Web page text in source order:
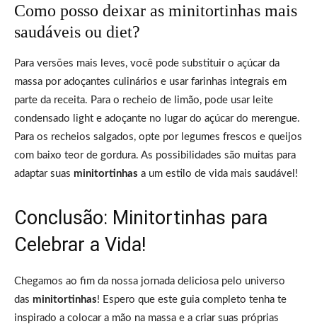
Como posso deixar as minitortinhas mais
saudáveis ou diet?
Para versões mais leves, você pode substituir o açúcar da
massa por adoçantes culinários e usar farinhas integrais em
parte da receita. Para o recheio de limão, pode usar leite
condensado light e adoçante no lugar do açúcar do merengue.
Para os recheios salgados, opte por legumes frescos e queijos
com baixo teor de gordura. As possibilidades são muitas para
adaptar suas minitortinhas a um estilo de vida mais saudável!
Conclusão: Minitortinhas para
Celebrar a Vida!
Chegamos ao fim da nossa jornada deliciosa pelo universo
das minitortinhas! Espero que este guia completo tenha te
inspirado a colocar a mão na massa e a criar suas próprias